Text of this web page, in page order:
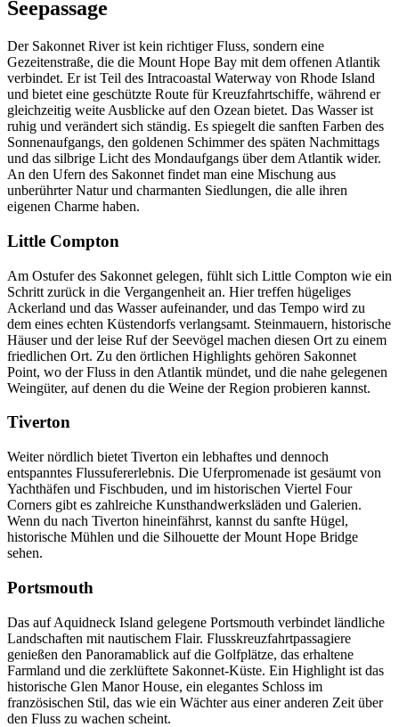
Seepassage
Der Sakonnet River ist kein richtiger Fluss, sondern eine
Gezeitenstraße, die die Mount Hope Bay mit dem offenen Atlantik
verbindet. Er ist Teil des Intracoastal Waterway von Rhode Island
und bietet eine geschützte Route für Kreuzfahrtschiffe, während er
gleichzeitig weite Ausblicke auf den Ozean bietet. Das Wasser ist
ruhig und verändert sich ständig. Es spiegelt die sanften Farben des
Sonnenaufgangs, den goldenen Schimmer des späten Nachmittags
und das silbrige Licht des Mondaufgangs über dem Atlantik wider.
An den Ufern des Sakonnet findet man eine Mischung aus
unberührter Natur und charmanten Siedlungen, die alle ihren
eigenen Charme haben.
Little Compton
Am Ostufer des Sakonnet gelegen, fühlt sich Little Compton wie ein
Schritt zurück in die Vergangenheit an. Hier treffen hügeliges
Ackerland und das Wasser aufeinander, und das Tempo wird zu
dem eines echten Küstendorfs verlangsamt. Steinmauern, historische
Häuser und der leise Ruf der Seevögel machen diesen Ort zu einem
friedlichen Ort. Zu den örtlichen Highlights gehören Sakonnet
Point, wo der Fluss in den Atlantik mündet, und die nahe gelegenen
Weingüter, auf denen du die Weine der Region probieren kannst.
Tiverton
Weiter nördlich bietet Tiverton ein lebhaftes und dennoch
entspanntes Flussufererlebnis. Die Uferpromenade ist gesäumt von
Yachthäfen und Fischbuden, und im historischen Viertel Four
Corners gibt es zahlreiche Kunsthandwerksläden und Galerien.
Wenn du nach Tiverton hineinfährst, kannst du sanfte Hügel,
historische Mühlen und die Silhouette der Mount Hope Bridge
sehen.
Portsmouth
Das auf Aquidneck Island gelegene Portsmouth verbindet ländliche
Landschaften mit nautischem Flair. Flusskreuzfahrtpassagiere
genießen den Panoramablick auf die Golfplätze, das erhaltene
Farmland und die zerklüftete Sakonnet-Küste. Ein Highlight ist das
historische Glen Manor House, ein elegantes Schloss im
französischen Stil, das wie ein Wächter aus einer anderen Zeit über
den Fluss zu wachen scheint.